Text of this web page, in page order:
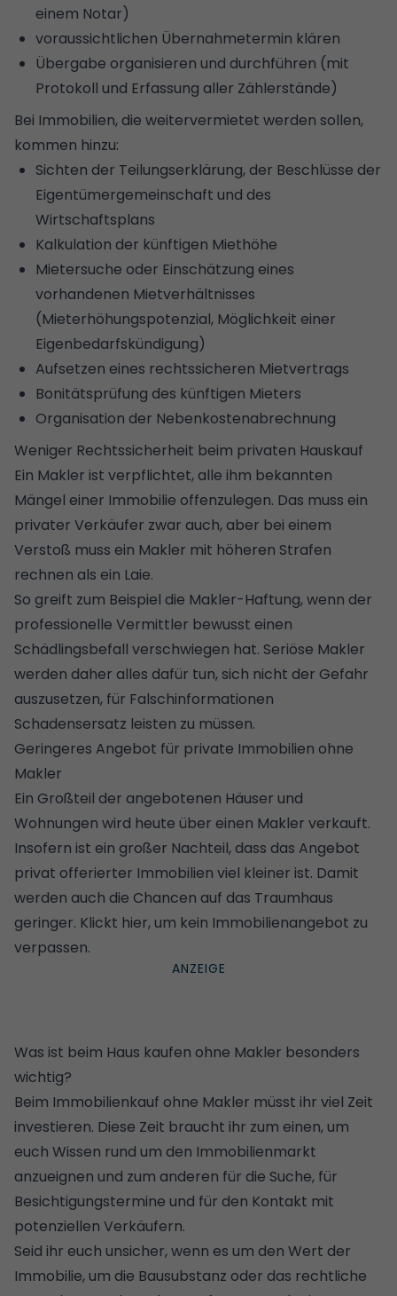
einem Notar)
voraussichtlichen Übernahmetermin klären
Übergabe organisieren und durchführen (mit
Protokoll und Erfassung aller Zählerstände)
Bei Immobilien, die weitervermietet werden sollen,
kommen hinzu:
Sichten der Teilungserklärung, der Beschlüsse der
Eigentümergemeinschaft und des
Wirtschaftsplans
Kalkulation der künftigen Miethöhe
Mietersuche oder Einschätzung eines
vorhandenen Mietverhältnisses
(Mieterhöhungspotenzial, Möglichkeit einer
Eigenbedarfskündigung)
Aufsetzen eines rechtssicheren Mietvertrags
Bonitätsprüfung des künftigen Mieters
Organisation der Nebenkostenabrechnung
Weniger Rechtssicherheit beim privaten Hauskauf
Ein Makler ist verpflichtet, alle ihm bekannten
Mängel einer Immobilie offenzulegen. Das muss ein
privater Verkäufer zwar auch, aber bei einem
Verstoß muss ein Makler mit höheren Strafen
rechnen als ein Laie.
So greift zum Beispiel die Makler-Haftung, wenn der
professionelle Vermittler bewusst einen
Schädlingsbefall verschwiegen hat. Seriöse Makler
werden daher alles dafür tun, sich nicht der Gefahr
auszusetzen, für Falschinformationen
Schadensersatz leisten zu müssen.
Geringeres Angebot für private Immobilien ohne
Makler
Ein Großteil der angebotenen Häuser und
Wohnungen wird heute über einen Makler verkauft.
Insofern ist ein großer Nachteil, dass das Angebot
privat offerierter Immobilien viel kleiner ist. Damit
werden auch die Chancen auf das Traumhaus
geringer. Klickt hier, um kein Immobilienangebot zu
verpassen.
Was ist beim Haus kaufen ohne Makler besonders
wichtig?
Beim Immobilienkauf ohne Makler müsst ihr viel Zeit
investieren. Diese Zeit braucht ihr zum einen, um
euch Wissen rund um den Immobilienmarkt
anzueignen und zum anderen für die Suche, für
Besichtigungstermine und für den Kontakt mit
potenziellen Verkäufern.
Seid ihr euch unsicher, wenn es um den Wert der
Immobilie, um die Bausubstanz oder das rechtliche